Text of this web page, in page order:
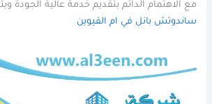
مع الاهتمام الدائم بتقديم خدمة عالية الجودة
ساندوتش بانل في ام القيوين